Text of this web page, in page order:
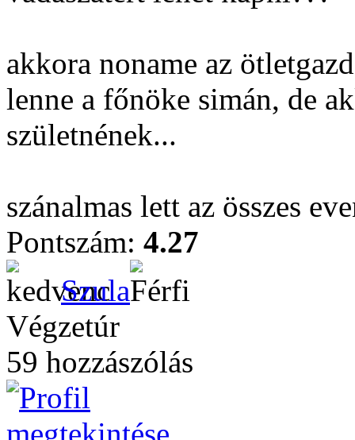
akkora noname az
lenne a főnöke simán, de
születnének...
szánalmas lett az összes
Pontszám: 4.27
Szula
Végzetúr
59 hozzászólás